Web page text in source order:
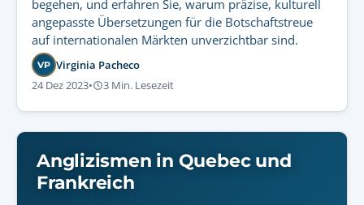
begehen, und erfahren Sie, warum präzise, kulturell
angepasste Übersetzungen für die Botschaftstreue
auf internationalen Märkten unverzichtbar sind.
VP Virginia Pacheco
24 Dez 2023• 3 Min. Lesezeit
Anglizismen in Quebec und
Frankreich